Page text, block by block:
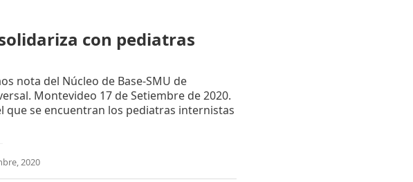
con pediatras
nota del Núcleo de Base-SMU de
Montevideo 17 de Setiembre de 2020.
que se encuentran los pediatras internistas
2020